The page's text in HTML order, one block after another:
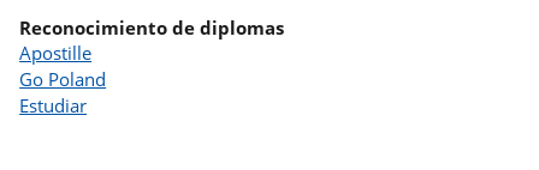
Reconocimiento de diplomas
Apostille
Go Poland
Estudiar